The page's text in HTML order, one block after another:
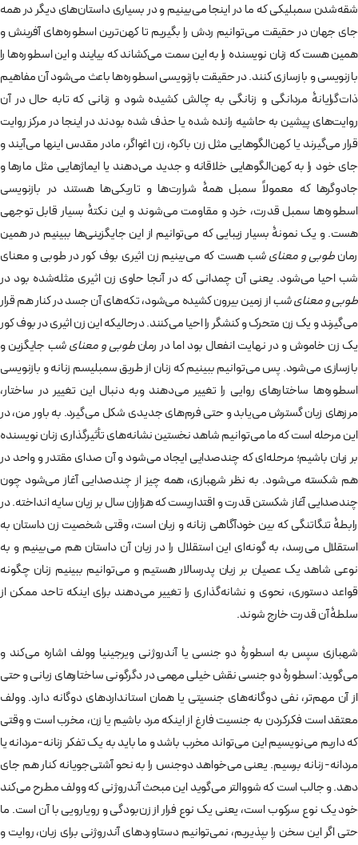
شقه‌شدن سمبلیکی که ما در اینجا می‌بینیم و در بسیاری داستان‌های دیگر در همه
جای جهان در حقیقت می‌توانیم ردش را بگیریم تا کهن‌ترین اسطوره‌های آفرینش و
همین هست که زنان نویسنده را به این سمت می‌کشاند که بیایند و این اسطوره‌ها را
بازنویسی و بازسازی کنند. در حقیقت بازنویسی اسطوره‌ها باعث می‌شود آن مفاهیم
ذات‌گرایانۀ مردانگی و زنانگی به چالش کشیده شود و زنانی که تابه حال در آن
روایت‌های پیشین به حاشیه رانده شده یا حذف شده بودند در اینجا در مرکز روایت
قرار می‌گیرند یا کهن‌الگوهایی مثل زن باکره، زن اغواگر، مادر مقدس اینها می‌آیند و
جای خود را به کهن‌الگوهایی خلاقانه و جدید می‌دهند یا ایماژهایی مثل مارها و
جادوگرها که معمولاً سمبل همۀ شرارت‌ها و تاریکی‌ها هستند در بازنویسی
اسطوره‌ها سمبل قدرت، خرد و مقاومت می‌شوند و این نکتۀ بسیار قابل توجهی
هست. و یک نمونۀ بسیار زیبایی که می‌توانیم از این جایگزینی‌ها ببینیم در همین
رمانطوبی و معنای شبهست که می‌بینیم زن اثیری بوف کور در طوبی و معنای
شب احیا می‌شود. یعنی آن چمدانی که در آنجا حاوی زن اثیری مثله‌شده بود در
طوبی و معنای شباز زمین بیرون کشیده می‌شود، تکه‌های آن جسد در کنار هم قرار
می‌گیرند و یک زن متحرک و کنشگر را احیا می‌کنند. درحالیکه این زن اثیری در بوف کور
یک زن خاموش و در نهایت انفعال بود اما در رمانطوبی و معنای شبجایگزین و
بازسازی می‌شود. پس می‌توانیم ببینیم که زنان از طریق سمبلیسم زنانه و بازنویسی
اسطوره‌ها ساختارهای روایی را تغییر می‌دهند وبه دنبال این تغییر در ساختار،
مرزهای زبان گسترش می‌یابد و حتی فرم‌های جدیدی شکل می‌گیرد. به باور من، در
این مرحله است که ما می‌توانیم شاهد نخستین نشانه‌های تأثیرگذاری زنان نویسنده
بر زبان باشیم؛ مرحله‌ای که چندصدایی ایجاد می‌شود و آن صدای مقتدر و واحد در
هم شکسته می‌شود. به نظر شهبازی، همه چیز از چندصدایی آغاز می‌شود چون
چندصدایی آغاز شکستن قدرت و اقتداریست که هزاران سال بر زبان سایه انداخته. در
رابطۀ تنگاتنگی که بین خودآگاهی زنانه و زبان است، وقتی شخصیت زن داستان به
استقلال می‌رسد، به گونه‌ای این استقلال را در زبان آن داستان هم می‌بینیم و به
نوعی شاهد یک عصیان بر زبان پدرسالار هستیم و می‌توانیم ببینیم زنان چگونه
قواعد دستوری، نحوی و نشانه‌گذاری را تغییر می‌دهند برای اینکه تاحد ممکن از
سلطۀ آن قدرت خارج شوند.
شهبازی سپس به اسطورۀ دو جنسی یا آندروژنی ویرجینیا وولف اشاره می‌کند و
می‌گوید: اسطورۀ دو جنسی نقش خیلی مهمی در دگرگونی ساختارهای زبانی و حتی
از آن مهم‌تر، نفی دوگانه‌های جنسیتی یا همان استانداردهای دوگانه دارد. وولف
معتقد است فکرکردن به جنسیت فارغ از اینکه مرد باشیم یا زن، مخرب است و وقتی
که داریم می‌نویسیم این می‌تواند مخرب باشد و ما باید به یک تفکر زنانه-مردانه یا
مردانه-زنانه برسیم. یعنی می‌خواهد دوجنس را به نحو آشتی‌جویانه کنار هم جای
دهد. و جالب است که شووالتر می‌گوید این مبحث آندروژنی که وولف مطرح می‌کند
خود یک نوع سرکوب است، یعنی یک نوع فرار از زن‌بودگی و رویارویی با آن است. ما
حتی اگر این سخن را بپذیریم، نمی‌توانیم دستاوردهای آندروژنی برای زبان، روایت و